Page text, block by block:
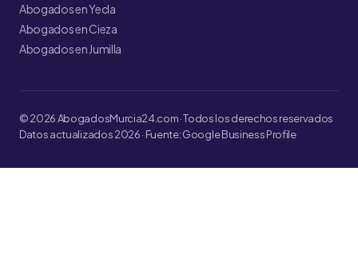
Abogados en Yecla
Abogados en Cieza
Abogados en Jumilla
© 2026 AbogadosMurcia24.com · Todos los derechos reservados
Datos actualizados 2026 · Fuente: Google Business Profile